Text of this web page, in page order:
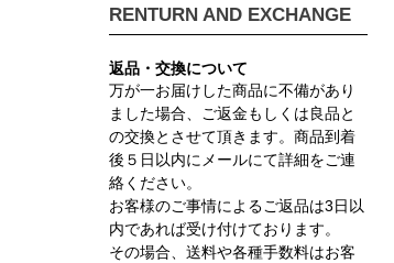
RENTURN AND EXCHANGE
返品・交換について
万が一お届けした商品に不備があり
ました場合、ご返金もしくは良品と
の交換とさせて頂きます。商品到着
後５日以内にメールにて詳細をご連
絡ください。
お客様のご事情によるご返品は3日以
内であれば受け付けております。
その場合、送料や各種手数料はお客